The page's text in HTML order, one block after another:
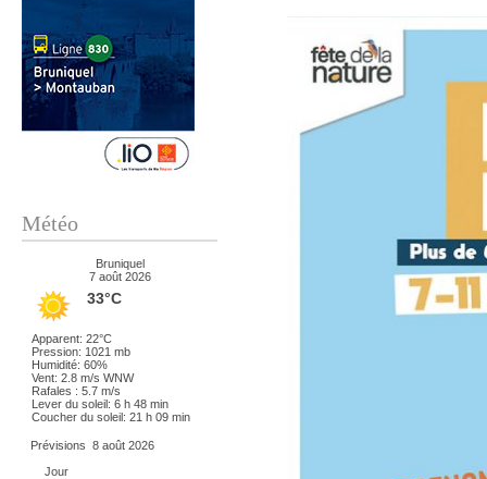
Météo
Bruniquel
7 août 2026
33°C
Apparent: 22°C
Pression: 1021 mb
Humidité: 60%
Vent: 2.8 m/s WNW
Rafales : 5.7 m/s
Lever du soleil: 6 h 48 min
Coucher du soleil: 21 h 09 min
Prévisions 8 août 2026
Jour